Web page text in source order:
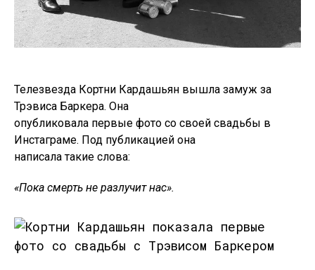
Телезвезда Кортни Кардашьян вышла замуж за
Трэвиса Баркера. Она
опубликовала первые фото со своей свадьбы в
Инстаграме. Под публикацией она
написала такие слова:
«Пока смерть не разлучит нас».